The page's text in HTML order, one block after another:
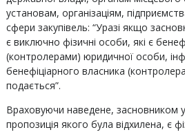
установам, організаціям,
сфери закупівель: “Уразі якщо
є виключно фізичні особи, які є
(контролерами) юридичної особи,
бенефіціарного власника
подається”.
Враховуючи наведене, засновником
пропозиція якого була відхилена, є